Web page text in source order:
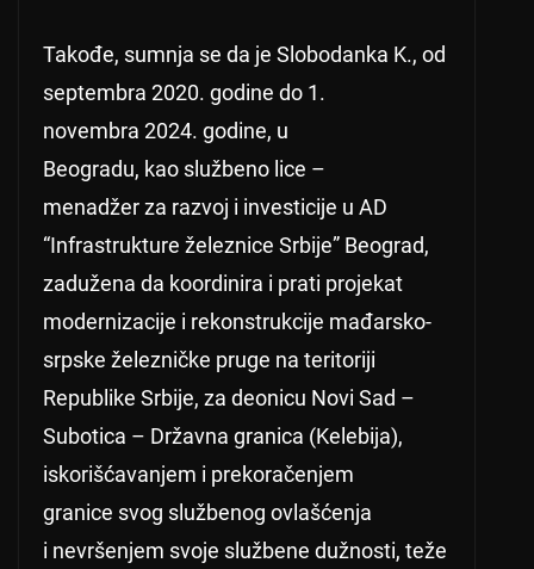
Takođe, sumnja se da je Slobodanka K., od
septembra 2020. godine do 1.
novembra 2024. godine, u
Beogradu, kao službeno lice –
menadžer za razvoj i investicije u AD
“Infrastrukture železnice Srbije” Beograd,
zadužena da koordinira i prati projekat
modernizacije i rekonstrukcije mađarsko-
srpske železničke pruge na teritoriji
Republike Srbije, za deonicu Novi Sad –
Subotica – Državna granica (Kelebija),
iskorišćavanjem i prekoračenjem
granice svog službenog ovlašćenja
i nevršenjem svoje službene dužnosti, teže